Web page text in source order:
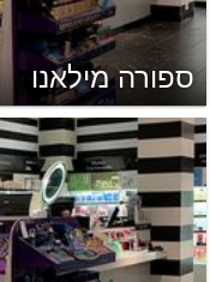
ספורה מילאנו